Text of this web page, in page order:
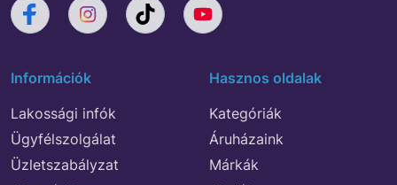
Információk
Lakossági infók
Ügyfélszolgálat
Üzletszabályzat
Hasznos oldalak
Kategóriák
Áruházaink
Márkák